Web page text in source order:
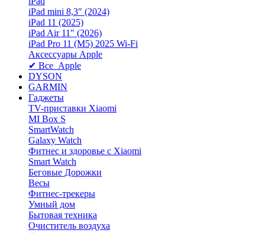
iPad mini 8,3″ (2024)
iPad 11 (2025)
iPad Air 11" (2026)
iPad Pro 11 (M5) 2025 Wi-Fi
Аксессуары Apple
✔ Все Apple
DYSON
GARMIN
Гаджеты
TV-приставки Xiaomi
MI Box S
SmartWatch
Galaxy Watch
Фитнес и здоровье с Xiaomi
Smart Watch
Беговые Дорожки
Весы
Фитнес-трекеры
Умный дом
Бытовая техника
Очиститель воздуха